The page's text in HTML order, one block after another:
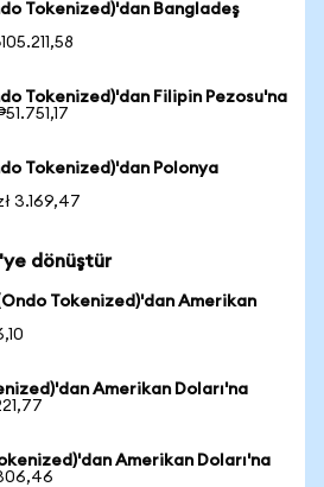
Tokenized)'dan Bangladeş
Tokenized)'dan Filipin Pezosu'na
Tokenized)'dan Polonya
3.169,47
dönüştür
Tokenized)'dan Amerikan
Amerikan Doları'na
Amerikan Doları'na